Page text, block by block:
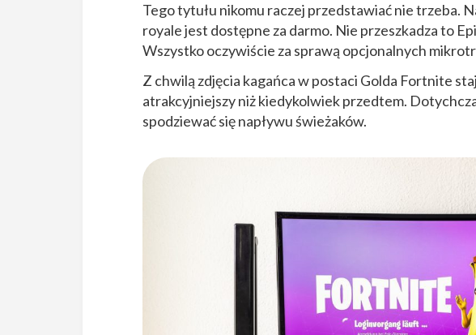
Tego tytułu nikomu raczej przedstawiać nie trzeba.
royale jest dostępne za darmo. Nie przeszkadza to
Wszystko oczywiście za sprawą opcjonalnych
Z chwilą zdjęcia kagańca w postaci Golda Fortnite
atrakcyjniejszy niż kiedykolwiek przedtem.
spodziewać się napływu świeżaków.